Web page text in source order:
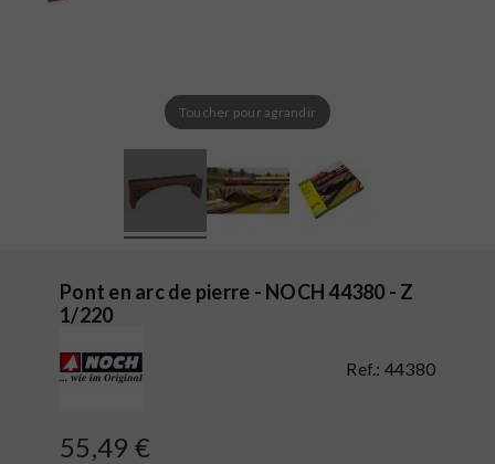
Toucher pour agrandir
Pont en arc de pierre - NOCH 44380 - Z
1/220
Ref.: 44380
55,49 €